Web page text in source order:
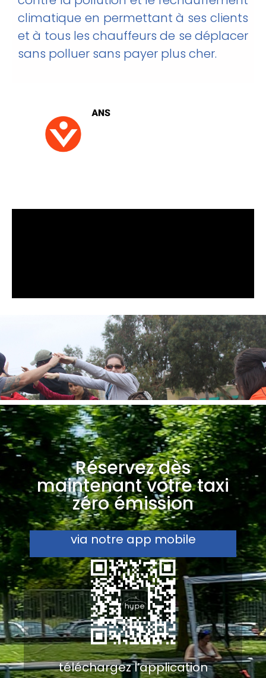
climatique en permettant à ses clients
et à tous les chauffeurs de se déplacer
sans polluer sans payer plus cher.
Réservez dès
maintenant votre taxi
zéro émission
via notre app mobile
téléchargez l’application